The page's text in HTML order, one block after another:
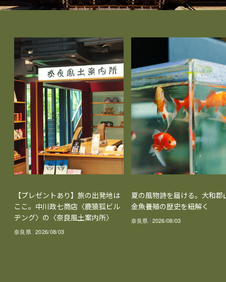
【プレゼントあり】旅の出発地は
ここ。中川政七商店〈鹿猿狐ビル
ヂング〉の〈奈良風土案内所〉
奈良県 2026/08/03
夏の風物詩を届ける。大和郡
金魚養殖の歴史を紐解く
奈良県 2026/08/03